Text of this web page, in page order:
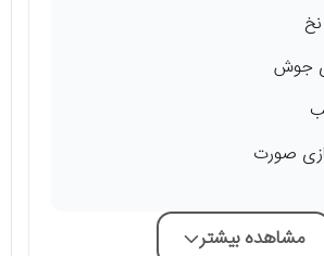
جوش
صورت
مشاهده بیشتر